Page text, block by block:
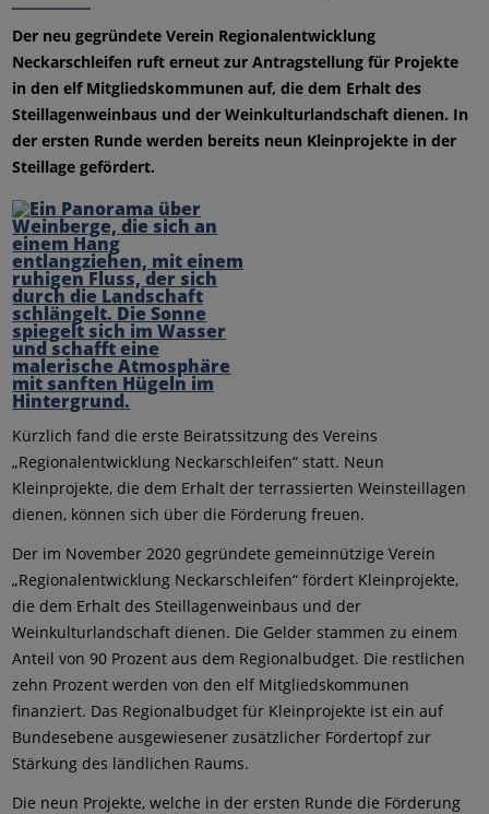
Der neu gegründete Verein Regionalentwicklung
Neckarschleifen ruft erneut zur Antragstellung für Projekte
in den elf Mitgliedskommunen auf, die dem Erhalt des
Steillagenweinbaus und der Weinkulturlandschaft dienen. In
der ersten Runde werden bereits neun Kleinprojekte in der
Steillage gefördert.
Kürzlich fand die erste Beiratssitzung des Vereins
„Regionalentwicklung Neckarschleifen“ statt. Neun
Kleinprojekte, die dem Erhalt der terrassierten Weinsteillagen
dienen, können sich über die Förderung freuen.
Der im November 2020 gegründete gemeinnützige Verein
„Regionalentwicklung Neckarschleifen“ fördert Kleinprojekte,
die dem Erhalt des Steillagenweinbaus und der
Weinkulturlandschaft dienen. Die Gelder stammen zu einem
Anteil von 90 Prozent aus dem Regionalbudget. Die restlichen
zehn Prozent werden von den elf Mitgliedskommunen
finanziert. Das Regionalbudget für Kleinprojekte ist ein auf
Bundesebene ausgewiesener zusätzlicher Fördertopf zur
Stärkung des ländlichen Raums.
Die neun Projekte, welche in der ersten Runde die Förderung